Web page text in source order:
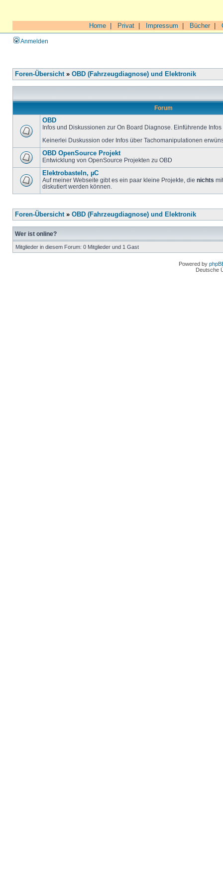
Home Privat Impressum Bücher|
Anmelden
Foren-Übersicht» OBD (Fahrzeugdiagnose) und Elektronik
Forum
OBD
Infos und Diskussionen zur On Board Diagnose. Einführende
Keinerlei Duskussion oder Infos über Tachomanipulationen
OBD OpenSource Projekt
Entwicklung von OpenSource Projekten zu OBD
Elektrobasteln, µC
Auf meiner Webseite gibt es ein paar kleine Projekte, die nichts
diskutiert werden können.
Foren-Übersicht» OBD (Fahrzeugdiagnose) und Elektronik
Wer ist online?
Mitglieder in diesem Forum: 0 Mitglieder und 1 Gast
Powered by
Deutsche